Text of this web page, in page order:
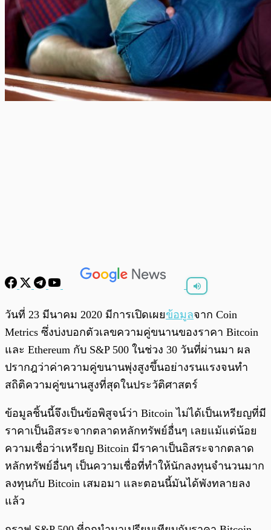
พร้อมเล่น
วันที่ 23 มีนาคม 2020 มีการเปิดเผยข้อมูลจาก Coin
Metrics ซึ่งบ่งบอกตัวเลขความคู่ขนานของราคา Bitcoin
และ Ethereum กับ S&P 500 ในช่วง 30 วันที่ผ่านมา ผล
ปรากฎว่าค่าความคู่ขนานพุ่งสูงขึ้นอย่างรนแรงจนทำ
สถิติความคู่ขนานสูงที่สุดในประวัติศาสตร์
ข้อมูลชิ้นนี้จึงเป็นข้อพิสูจน์ว่า Bitcoin ไม่ได้เป็นเหรียญที่มี
ราคาเป็นอิสระจากตลาดหลักทรัพย์อื่นๆ เลยแม้แต่น้อย
ความเชื่อว่าเหรียญ Bitcoin มีราคาเป็นอิสระจากตลาด
หลักทรัพย์อื่นๆ เป็นความเชื่อที่ทำให้นักลงทุนจำนวนมาก
ลงทุนกับ Bitcoin เสมอมา และตอนนี้มันได้พังทลายลง
แล้ว